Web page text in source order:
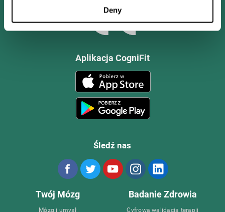
Deny
Aplikacja CogniFit
Śledź nas
Twój Mózg
Mózg i umysł
Badanie Zdrowia
Cyfrowa walidacja terapii